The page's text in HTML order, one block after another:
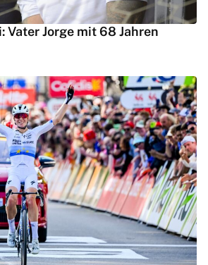
Vater Jorge mit 68 Jahren